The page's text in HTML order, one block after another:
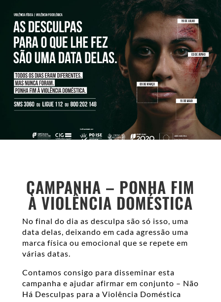
CAMPANHA – PONHA FIM
À VIOLÊNCIA DOMÉSTICA
No final do dia as desculpa são só isso, uma
data delas, deixando em cada agressão uma
marca física ou emocional que se repete em
várias datas.
Contamos consigo para disseminar esta
campanha e ajudar afirmar em conjunto – Não
Há Desculpas para a Violência Doméstica